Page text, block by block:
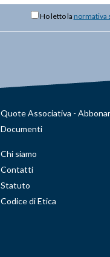
Ho letto la normativa
Quote Associativa -
Documenti
Chi siamo
Contatti
Statuto
Codice di Etica